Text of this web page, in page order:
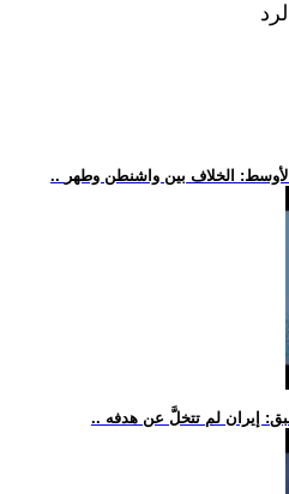
الخلاف بين واشنطن وطهر
إيران لم تتخلَّ عن هدفه